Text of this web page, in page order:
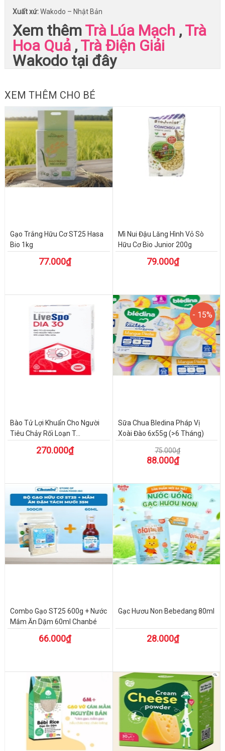
Xuất xứ:Wakodo – Nhật Bản
Xem thêm Trà Lúa Mạch , Trà
Hoa Quả, Trà Điện Giải
Wakodo tại đây
XEM THÊM CHO BÉ
Gạo Trắng Hữu Cơ ST25 Hasa
Bio 1kg
77.000₫
Mì Nui Đậu Lăng Hình Vỏ Sò
Hữu Cơ Bio Junior 200g
79.000₫
Bào Tử Lợi Khuẩn Cho Người
Tiêu Chảy Rối Loạn T...
270.000₫
- 15%
Sữa Chua Bledina Pháp Vị
Xoài Đào 6x55g (>6 Tháng)
75.000₫
88.000₫
- 15%
Combo Gạo ST25 600g + Nước
Mắm Ăn Dặm 60ml Chanbé
66.000₫
Gạc Hươu Non Bebedang 80ml
28.000₫